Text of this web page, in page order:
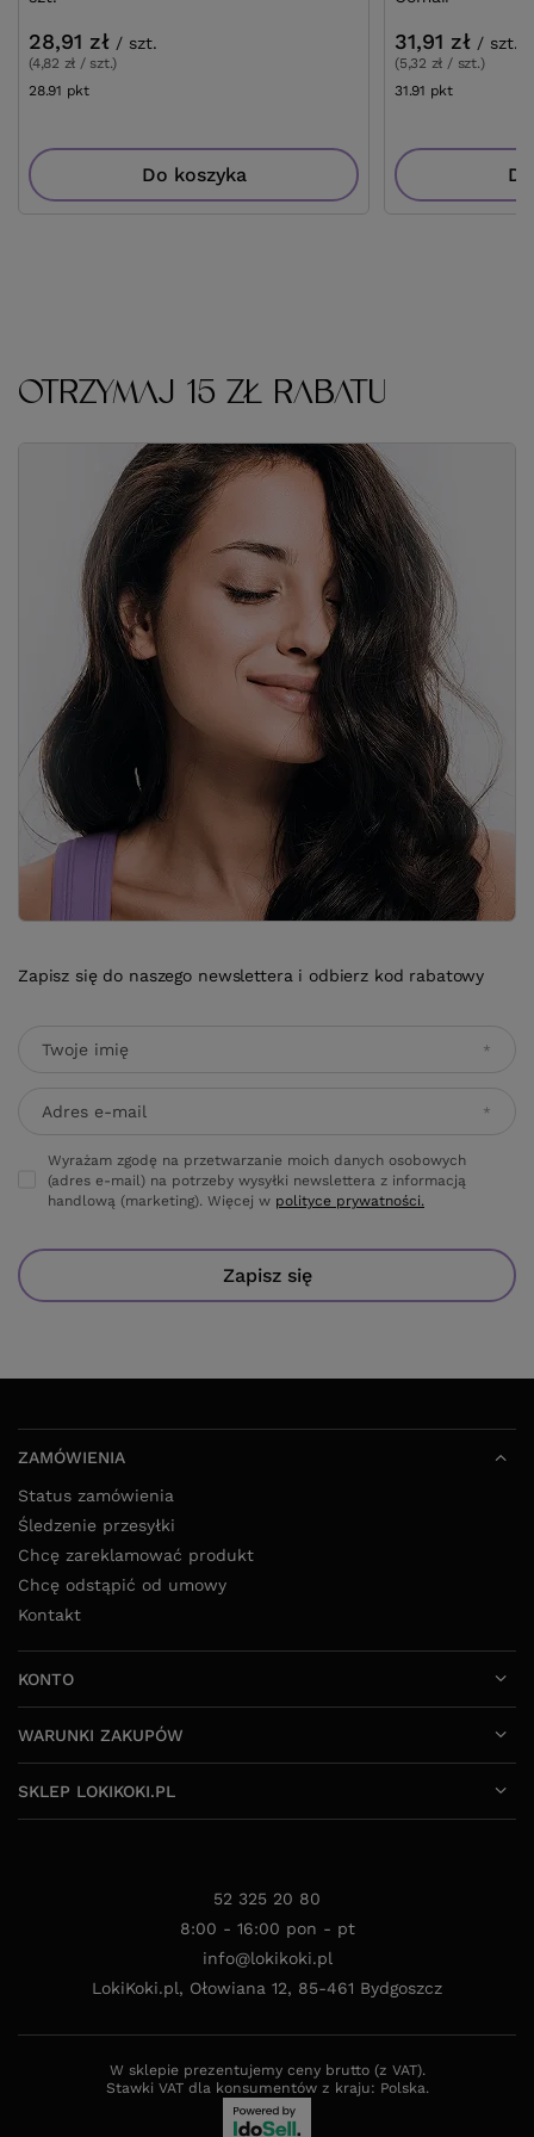
28,91 zł / szt.
(4,82 zł / szt.)
28.91 pktpunktów
Do koszyka
31,91 zł / szt.
(5,32 zł / szt.)
31.91 pktpunktów
OTRZYMAJ 15 ZŁ RABATU
Zapisz się do naszego newslettera i odbierz kod rabatowy
Twoje imię
Adres e-mail
Wyrażam zgodę na przetwarzanie moich danych osobowych
(adres e-mail) na potrzeby wysyłki newslettera z informacją
handlową (marketing). Więcej w polityce prywatności.
Zapisz się
ZAMÓWIENIA
Status zamówienia
Śledzenie przesyłki
Chcę zareklamować produkt
Chcę odstąpić od umowy
Kontakt
KONTO
WARUNKI ZAKUPÓW
SKLEP LOKIKOKI.PL
52 325 20 80
8:00 - 16:00 pon - pt
info@lokikoki.pl
LokiKoki.pl, Ołowiana 12, 85-461 Bydgoszcz
W sklepie prezentujemy ceny brutto (z VAT).
Stawki VAT dla konsumentów z kraju: Polska.